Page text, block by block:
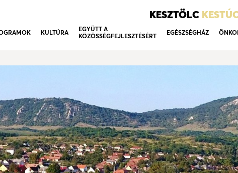
KESZTÖLC
KULTÚRA
EGYÜTT A
KÖZÖSSÉGFEJLESZTÉSÉRT
EGÉSZSÉGHÁZ